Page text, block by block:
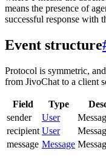
means the presence of
successful response with
Event structure
Protocol is symmetric,
from JivoChat to a client
Field Type
sender
User
recipient User
message Message